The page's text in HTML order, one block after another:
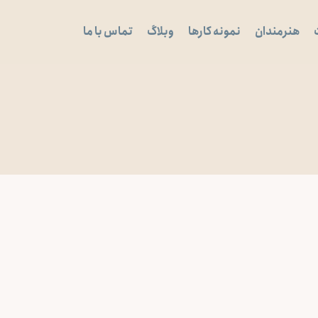
هنرمندان نمونه کارها وبلاگ تماس با ما